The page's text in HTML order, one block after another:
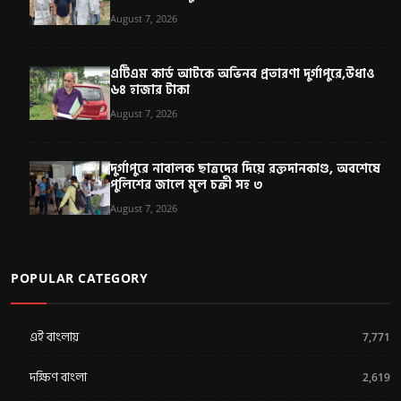
August 7, 2026
এটিএম কার্ড আটকে অভিনব প্রতারণা দুর্গাপুরে,উধাও
৬৪ হাজার টাকা
August 7, 2026
দুর্গাপুরে নাবালক ছাত্রদের দিয়ে রক্তদানকাণ্ড, অবশেষে
পুলিশের জালে মূল চক্রী সহ ৩
August 7, 2026
POPULAR CATEGORY
এই বাংলায় 7,771
দক্ষিণ বাংলা 2,619